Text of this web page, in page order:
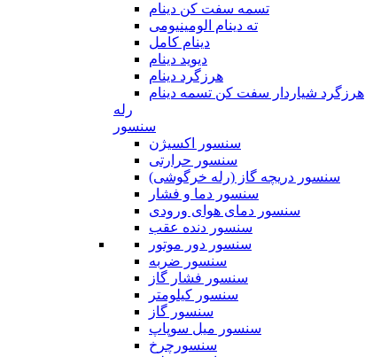
تسمه سفت کن دینام
ته دینام الومینیومی
دینام کامل
دیوید دینام
هرزگرد دینام
هرزگرد شیاردار سفت کن تسمه دینام
رله
سنسور
سنسور اکسیژن
سنسور حرارتی
سنسور دریچه گاز (رله خرگوشی)
سنسور دما و فشار
سنسور دمای هوای ورودی
سنسور دنده عقب
سنسور دور موتور
سنسور ضربه
سنسور فشار گاز
سنسور کیلومتر
سنسور گاز
سنسور میل سوپاپ
سنسورچرخ